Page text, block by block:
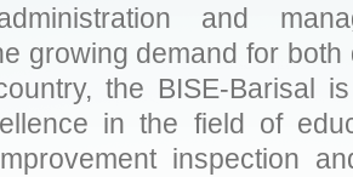
and
growing demand for
the BISE-Barisal
in the field of
inspection